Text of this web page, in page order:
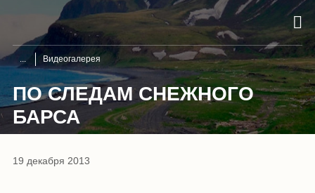
Видеогалерея
ПО СЛЕДАМ СНЕЖНОГО
БАРСА
19 декабря 2013